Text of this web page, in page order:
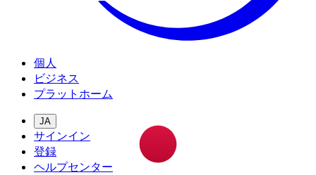
個人
ビジネス
プラットホーム
JA
サインイン
登録
ヘルプセンター